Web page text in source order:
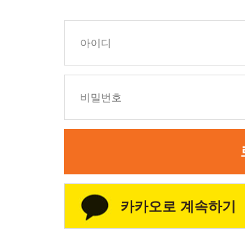
카카오로 계속하기